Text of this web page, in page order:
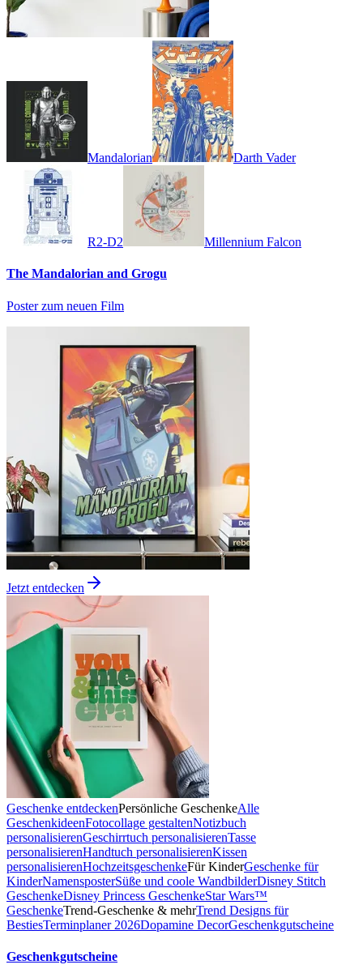
Mandalorian Darth Vader
R2-D2 Millennium Falcon
The Mandalorian and Grogu
Poster zum neuen Film
Jetzt entdecken
Geschenke entdeckenPersönliche GeschenkeAlle
GeschenkideenFotocollage gestaltenNotizbuch
personalisierenGeschirrtuch personalisierenTasse
personalisierenHandtuch personalisierenKissen
personalisierenHochzeitsgeschenkeFür KinderGeschenke für
KinderNamensposterSüße und coole WandbilderDisney Stitch
GeschenkeDisney Princess GeschenkeStar Wars™
GeschenkeTrend-Geschenke & mehrTrend Designs für
BestiesTerminplaner 2026Dopamine DecorGeschenkgutscheine
Geschenkgutscheine